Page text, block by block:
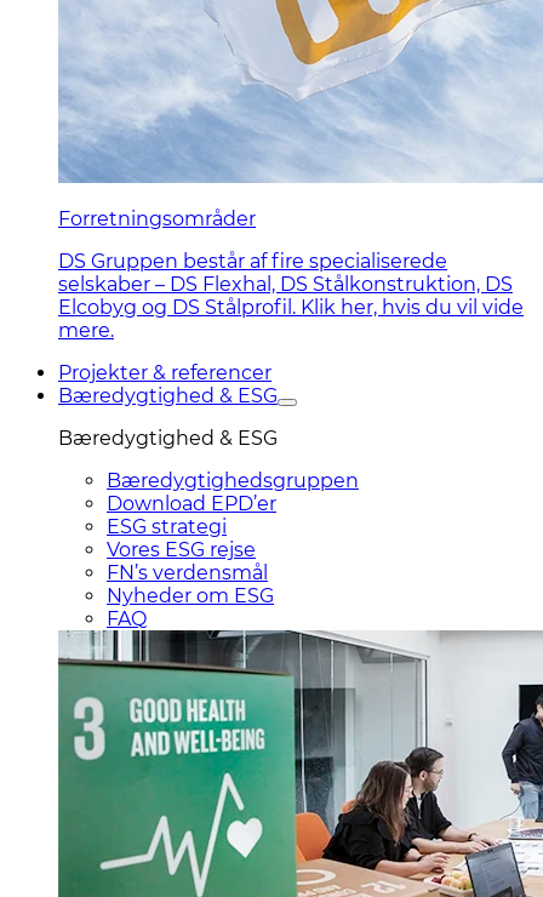
Forretningsområder
DS Gruppen består af fire specialiserede
selskaber – DS Flexhal, DS Stålkonstruktion, DS
Elcobyg og DS Stålprofil. Klik her, hvis du vil vide
mere.
Projekter & referencer
Bæredygtighed & ESG
Bæredygtighed & ESG
Bæredygtighedsgruppen
Download EPD’er
ESG strategi
Vores ESG rejse
FN’s verdensmål
Nyheder om ESG
FAQ